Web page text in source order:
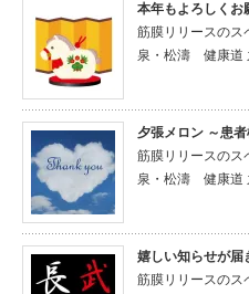
本年もよろしくお
筋膜リリースのス
泉・松濤 健康道
夕張メロン ～患
筋膜リリースのス
泉・松濤 健康道
嬉しい知らせが届
筋膜リリースのス